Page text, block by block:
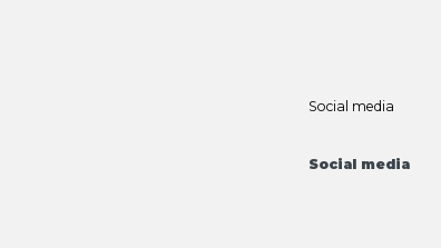
Social media
Social media